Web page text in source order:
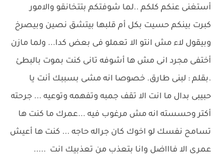
أستغنى عنكم كلكم ..لما شوفتكم بتتخانقو والامور
كبرت بينكم حسيت بكل أم قلبها بيتشق نصين وبيصرخ
وبيقول لاء مش انتو الا تعملو فى بعض كدا... ولما مازن
أختفى مجرد انى مش ها أشوفه تانى كنت بموت بالبطئ
.بقلم : لبنى طارق. خصوصا انه مشى بسببك أنت يا
حبيبى بدال ما انت الا تقف جمبه وتفهمه وتوعيه ... جرحته
أكتر وحسسته انه مش مرغوب فيه ...عمرك ما كنت ها
تسامح نفسك لو اخوك كان جراله حاجه ... كنت ها أعيش
عمرى الا فاااضل وانا بتعذب من تعذبيك انت .....